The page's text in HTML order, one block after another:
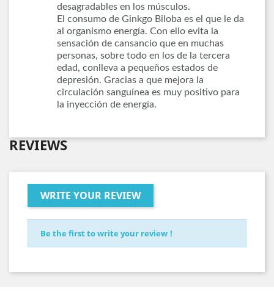
desagradables en los músculos.
El consumo de Ginkgo Biloba es el que le da
al organismo energía. Con ello evita la
sensación de cansancio que en muchas
personas, sobre todo en los de la tercera
edad, conlleva a pequeños estados de
depresión. Gracias a que mejora la
circulación sanguínea es muy positivo para
la inyección de energía.
REVIEWS
WRITE YOUR REVIEW
Be the first to write your review !